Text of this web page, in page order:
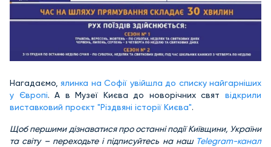
Нагадаємо,ялинка на Софії увійшла до списку найгарніших
у Європі. А в Музеї Києва до новорічних святвідкрили
виставковий проєкт "Різдвяні історії Києва".
Щоб першими дізнаватися про останні події Київщини, України
та світу – переходьте і підписуйтесь на наш Telegram-канал